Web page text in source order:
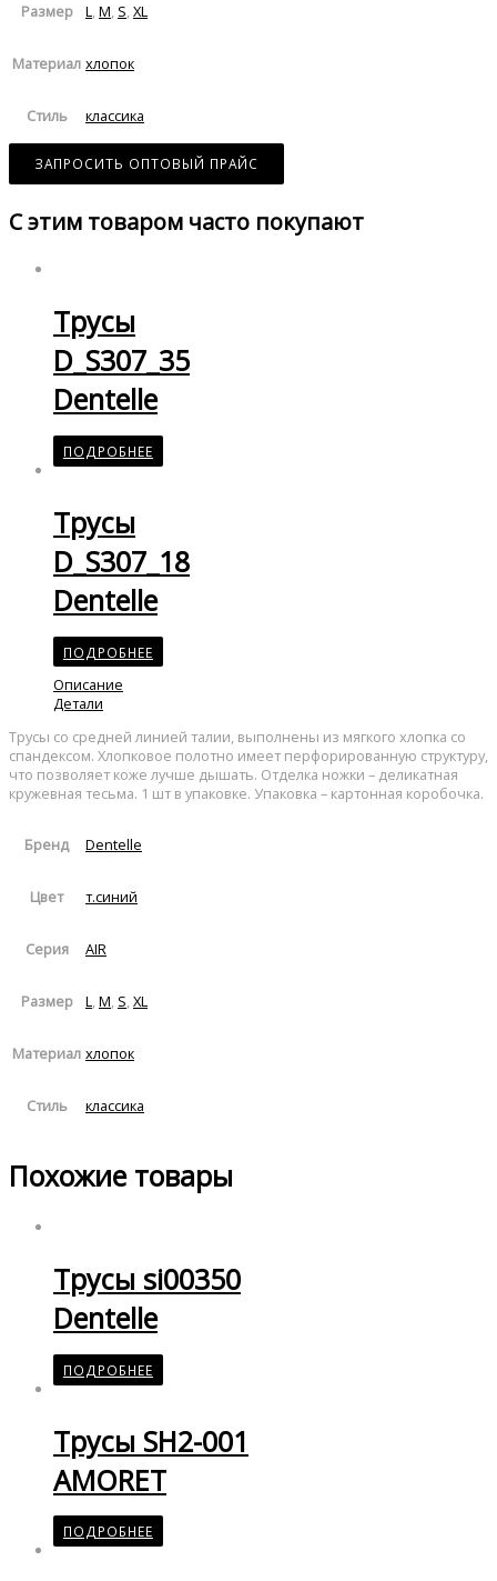
Размер L,M, S,XL
Материал хлопок
Стиль классика
ЗАПРОСИТЬ ОПТОВЫЙ ПРАЙС
С этим товаром часто покупают
Трусы
D_S307_35
Dentelle
ПОДРОБНЕЕ
Трусы
D_S307_18
Dentelle
ПОДРОБНЕЕ
Описание
Детали
Трусы со средней линией талии, выполнены из мягкого хлопка со
спандексом. Хлопковое полотно имеет перфорированную структуру,
что позволяет коже лучше дышать. Отделка ножки – деликатная
кружевная тесьма. 1 шт в упаковке. Упаковка – картонная коробочка.
Бренд Dentelle
Цвет т.синий
Серия AIR
Размер L M S XL
Материал хлопок
Стиль классика
Похожие товары
Трусы si00350
Dentelle
ПОДРОБНЕЕ
Трусы SH2-001
AMORET
ПОДРОБНЕЕ